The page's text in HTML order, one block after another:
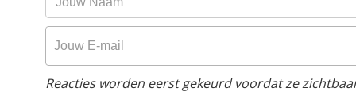
Reacties worden eerst gekeurd voordat ze